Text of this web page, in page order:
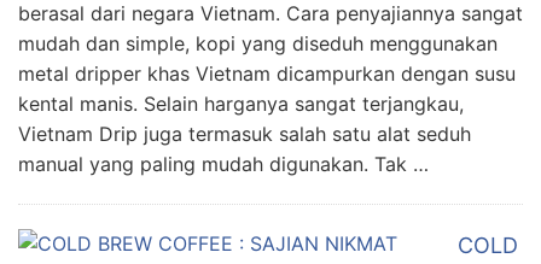
berasal dari negara Vietnam. Cara penyajiannya sangat
mudah dan simple, kopi yang diseduh menggunakan
metal dripper khas Vietnam dicampurkan dengan susu
kental manis. Selain harganya sangat terjangkau,
Vietnam Drip juga termasuk salah satu alat seduh
manual yang paling mudah digunakan. Tak …
COLD